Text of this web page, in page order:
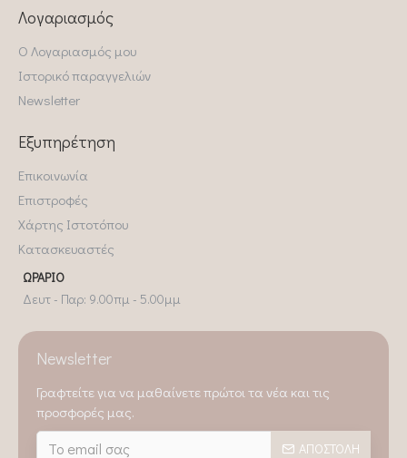
Λογαριασμός
Ο Λογαριασμός μου
Ιστορικό παραγγελιών
Newsletter
Εξυπηρέτηση
Επικοινωνία
Επιστροφές
Χάρτης Ιστοτόπου
Κατασκευαστές
ΩΡΆΡΙΟ
Δευτ - Παρ: 9.00πμ - 5.00μμ
Newsletter
Γραφτείτε για να μαθαίνετε πρώτοι τα νέα και τις
προσφορές μας.
ΑΠΟΣΤΟΛΉ